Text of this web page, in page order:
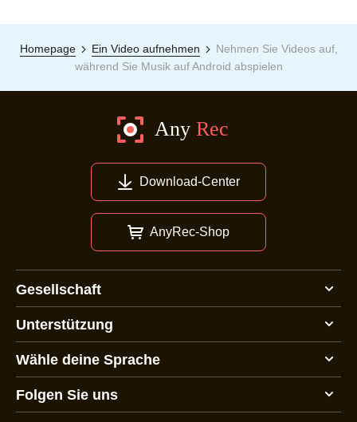
Homepage Ein Video aufnehmen
Nehmen Sie Videos auf,
während Sie Musik auf Android abspielen
Download-Center
AnyRec-Shop
Gesellschaft
Unterstützung
Wähle deine Sprache
Folgen Sie uns